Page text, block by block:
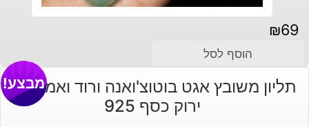
₪69
הוסף לסל
תליון משובץ אגט בוטוצ'ואנה ורוד ואמטיסט
ירוק כסף 925
מבצע!